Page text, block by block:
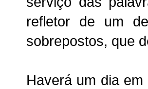
refletor de um
sobrepostos, que
Haverá um dia em